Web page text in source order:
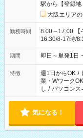
駅から【登録
… 大阪エリア
勤務時間
8:00～17:00 【その他勤務時間多数有り！】 7-16時/7:30-
16:30/8-17時/
17:30/9:30-
時/14-23時/18-
期間 即日～単発1日
特徴 週1日からOK /
業・WワークOK
し / パソコンス
気になる！